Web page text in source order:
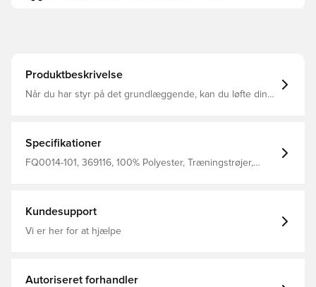
Produktbeskrivelse
Når du har styr på det grundlæggende, kan du løfte dine
Specifikationer
FQ0014-101, 369116, 100% Polyester, Træningstrøjer,
Kundesupport
Vi er her for at hjælpe
Autoriseret forhandler